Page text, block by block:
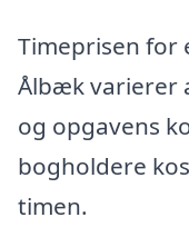
Timeprisen for
Ålbæk varierer
og opgavens
bogholdere
timen.